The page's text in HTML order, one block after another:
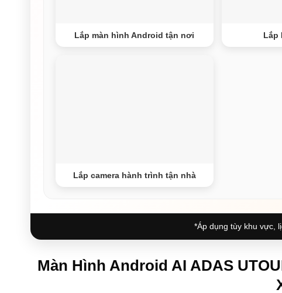
Lắp màn hình Android tận nơi Lắp
Lắp camera hành trình tận nhà
*Áp dụng tùy khu vực,
Màn Hình Android AI ADAS